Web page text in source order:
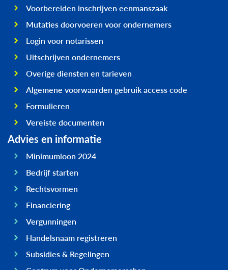
Voorbereiden inschrijven eenmanszaak
Mutaties doorvoeren voor ondernemers
Login voor notarissen
Uitschrijven ondernemers
Overige diensten en tarieven
Algemene voorwaarden gebruik access code
Formulieren
Vereiste documenten
Advies en informatie
Minimumloon 2024
Bedrijf starten
Rechtsvormen
Financiering
Vergunningen
Handelsnaam registreren
Subsidies & Regelingen